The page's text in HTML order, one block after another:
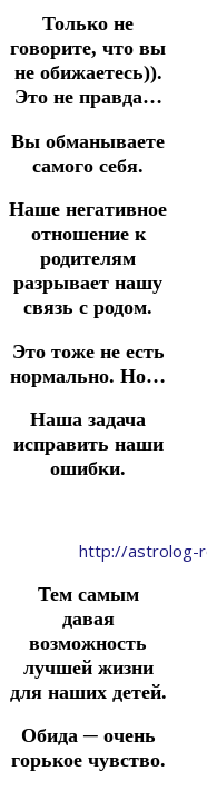
Только не
говорите, что вы
не обижаетесь)).
Это не правда…
Вы обманываете
самого себя.
Наше негативное
отношение к
родителям
разрывает нашу
связь с родом.
Это тоже не есть
нормально. Но…
Наша задача
исправить наши
ошибки.
http://astrolog-
Тем самым
давая
возможность
лучшей жизни
для наших детей.
Обида ─ очень
горькое чувство.